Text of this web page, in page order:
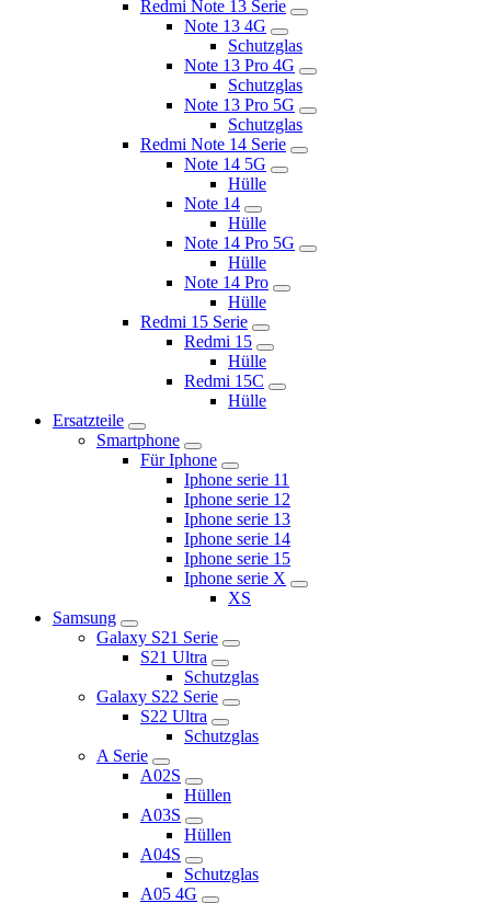
Redmi Note 13 Serie
Note 13 4G
Schutzglas
Note 13 Pro 4G
Schutzglas
Note 13 Pro 5G
Schutzglas
Redmi Note 14 Serie
Note 14 5G
Hülle
Note 14
Hülle
Note 14 Pro 5G
Hülle
Note 14 Pro
Hülle
Redmi 15 Serie
Redmi 15
Hülle
Redmi 15C
Hülle
Ersatzteile
Smartphone
Für Iphone
Iphone serie 11
Iphone serie 12
Iphone serie 13
Iphone serie 14
Iphone serie 15
Iphone serie X
XS
Samsung
Galaxy S21 Serie
S21 Ultra
Schutzglas
Galaxy S22 Serie
S22 Ultra
Schutzglas
A Serie
A02S
Hüllen
A03S
Hüllen
A04S
Schutzglas
A05 4G